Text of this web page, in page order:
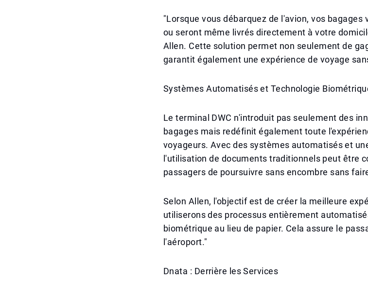
"Lorsque vous débarquez de l'avion, vos bagages
ou seront même livrés directement à votre
Allen. Cette solution permet non seulement de
garantit également une expérience de voyage
Systèmes Automatisés et Technologie
Le terminal DWC n'introduit pas seulement des
bagages mais redéfinit également toute
voyageurs. Avec des systèmes automatisés et
l'utilisation de documents traditionnels peut être
passagers de poursuivre sans encombre sans
Selon Allen, l'objectif est de créer la meilleure
utiliserons des processus entièrement
biométrique au lieu de papier. Cela assure le
l'aéroport."
Dnata : Derrière les Services